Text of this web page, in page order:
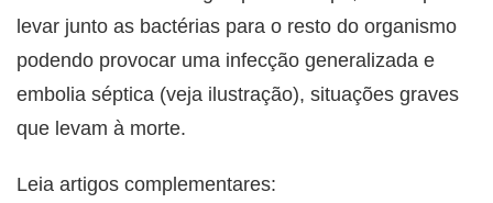
levar junto as bactérias para o resto do organismo
podendo provocar uma infecção generalizada e
embolia séptica (veja ilustração), situações graves
que levam à morte.
Leia artigos complementares: